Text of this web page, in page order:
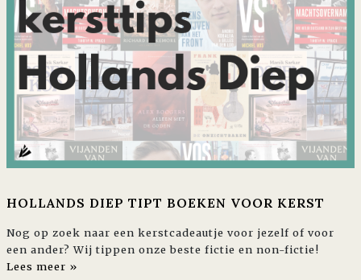
HOLLANDS DIEP TIPT BOEKEN VOOR KERST
Nog op zoek naar een kerstcadeautje voor jezelf of voor
een ander? Wij tippen onze beste fictie en non-fictie!
Lees meer »